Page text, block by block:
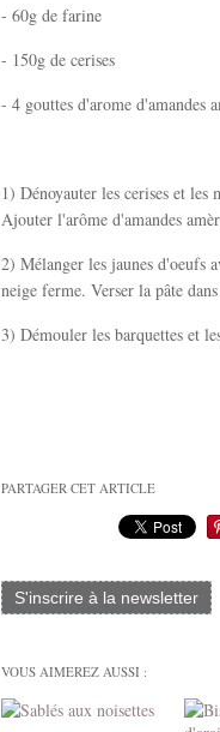
- 60g de farine
- 150g de cerises
- 4 gouttes d'arome d'amandes
1) Dénoyauter les cerises et
Ajouter l'arôme d'amandes
2) Mélanger les jaunes d'oeufs
neige ferme. Verser la pâte
3) Démouler les barquettes et
PARTAGER CET ARTICLE
S'inscrire à la newsletter
VOUS AIMEREZ AUSSI :